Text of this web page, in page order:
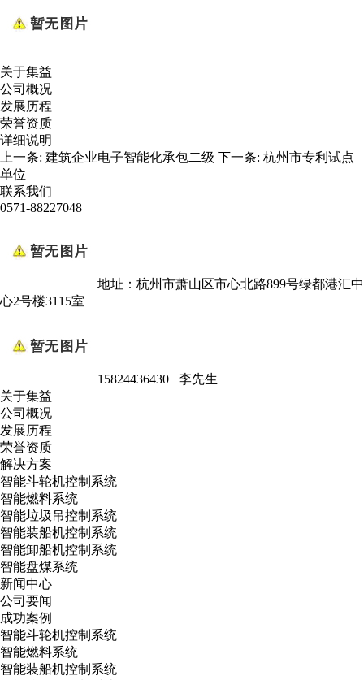
关于集益
公司概况
发展历程
荣誉资质
详细说明
上一条: 建筑企业电子智能化承包二级 下一条: 杭州市专利试点
单位
联系我们
0571-88227048
地址：杭州市萧山区市心北路899号绿都港汇中
心2号楼3115室
15824436430 李先生
关于集益
公司概况
发展历程
荣誉资质
解决方案
智能斗轮机控制系统
智能燃料系统
智能垃圾吊控制系统
智能装船机控制系统
智能卸船机控制系统
智能盘煤系统
新闻中心
公司要闻
成功案例
智能斗轮机控制系统
智能燃料系统
智能装船机控制系统